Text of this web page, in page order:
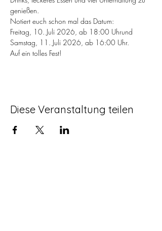
genießen.
Notiert euch schon mal das Datum:
Freitag, 10. Juli 2026, ab 18:00 Uhrund
Samstag, 11. Juli 2026, ab 16:00 Uhr.
Auf ein tolles Fest!
Diese Veranstaltung teilen